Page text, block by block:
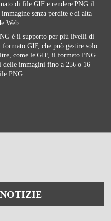
di file GIF e rendere PNG il
senza perdite e di alta
Web.
è il supporto per più livelli di
formato GIF, che può gestire solo
come le GIF, il formato PNG
delle immagini fino a 256 o 16
PNG.